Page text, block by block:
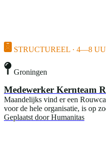
STRUCTUREEL · 4—8
Groningen
Medewerker Kernteam
Maandelijks vind er een
voor de hele organisatie, is op
Geplaatst door Humanitas